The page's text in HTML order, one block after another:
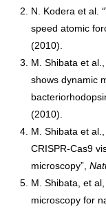
N. Kodera et al.
speed atomic
(2010).
M. Shibata et
shows dynamic
(2010).
M. Shibata et
CRISPR-Cas9
microscopy”,
M. Shibata, et
microscopy for